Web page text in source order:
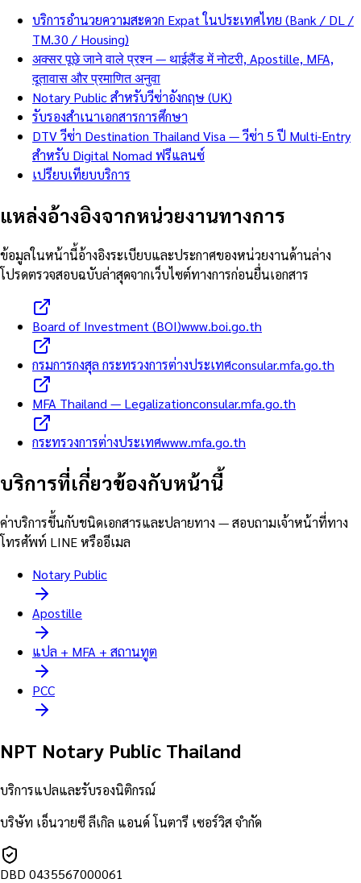
บริการอำนวยความสะดวก Expat ในประเทศไทย (Bank / DL /
TM.30 / Housing)
अक्सर पूछे जाने वाले प्रश्न — थाईलैंड में नोटरी, Apostille, MFA,
दूतावास और प्रमाणित अनुवा
Notary Public สำหรับวีซ่าอังกฤษ (UK)
รับรองสำเนาเอกสารการศึกษา
DTV วีซ่า Destination Thailand Visa — วีซ่า 5 ปี Multi-Entry
สำหรับ Digital Nomad ฟรีแลนซ์
เปรียบเทียบบริการ
แหล่งอ้างอิงจากหน่วยงานทางการ
ข้อมูลในหน้านี้อ้างอิงระเบียบและประกาศของหน่วยงานด้านล่าง
โปรดตรวจสอบฉบับล่าสุดจากเว็บไซต์ทางการก่อนยื่นเอกสาร
Board of Investment (BOI)www.boi.go.th
กรมการกงสุล กระทรวงการต่างประเทศconsular.mfa.go.th
MFA Thailand — Legalizationconsular.mfa.go.th
กระทรวงการต่างประเทศwww.mfa.go.th
บริการที่เกี่ยวข้องกับหน้านี้
ค่าบริการขึ้นกับชนิดเอกสารและปลายทาง — สอบถามเจ้าหน้าที่ทาง
โทรศัพท์ LINE หรืออีเมล
Notary Public
Apostille
แปล + MFA + สถานทูต
PCC
NPT Notary Public Thailand
บริการแปลและรับรองนิติกรณ์
บริษัท เอ็นวายซี ลีเกิล แอนด์ โนตารี เซอร์วิส จำกัด
DBD 0435567000061